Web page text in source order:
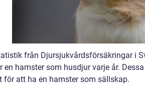
från Djursjukvårdsförsäkringar i
en hamster som husdjur varje år.
för att ha en hamster som sällskap.